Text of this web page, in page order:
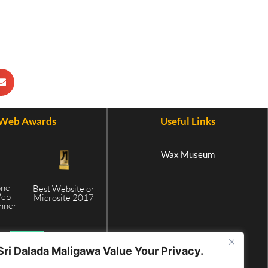
Dalada Maligawa Value Your Privacy.
Awards
Best Website or
Microsite 2017
Useful Links
Wax Museum